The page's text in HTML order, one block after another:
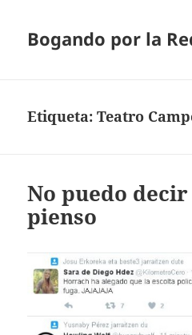
Bogando por la
Etiqueta:Teatro
No puedo
pienso